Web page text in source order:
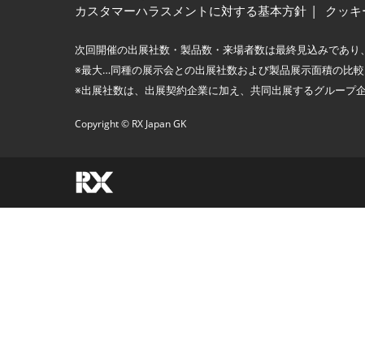
カスタマーハラスメントに対する基本方針
クッ
次回開催の出展社数・製品数・来場者数は最終見込みであり
※最大…同種の展示会との出展社数および製品展示面積の比較
※出展社数は、出展契約企業に加え、共同出展するグループ
Copyright © RX Japan GK